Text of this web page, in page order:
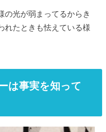
の光が弱まってるからき
れたときも怯えている様
は事実を知って